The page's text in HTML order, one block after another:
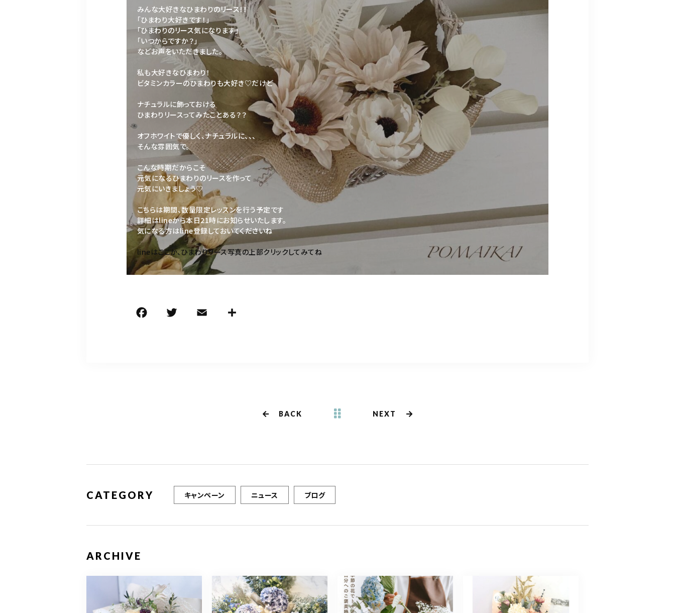
みんな大好きなひまわりのリース！！
「ひまわり大好きです！」
「ひまわりのリース気になります」
「いつからですか？」
などお声をいただきました。
私も大好きなひまわり！
ビタミンカラーのひまわりも大好き♡だけど
ナチュラルに飾っておける
ひまわりリースってみたことある？？
オフホワイトで優しく、ナチュラルに、、、
そんな雰囲気で。
こんな時期だからこそ
元気になるひまわりのリースを作って
元気にいきましょう♡
こちらは期間、数量限定レッスンを行う予定です
詳細はlineから本日21時にお知らせいたします。
気になる方はline登録しておいてくださいね
lineはここか、ひまわりリース写真の上部クリックしてみてね
BACK NEXT
CATEGORY キャンペーン ニュース ブログ
ARCHIVE